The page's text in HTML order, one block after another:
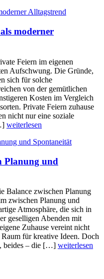
moderner
Feiern im eigenen
Aufschwung. Die Gründe,
sich für solche
von der gemütlichen
Kosten im Vergleich
Private Feiern zuhause
nicht nur eine soziale
weiterlesen
Planung und
Balance zwischen Planung
zwischen Planung und
Atmosphäre, die sich in
geselligen Abenden mit
Zuhause vereint nicht
für kreative Ideen. Doch
beides – die […] weiterlesen